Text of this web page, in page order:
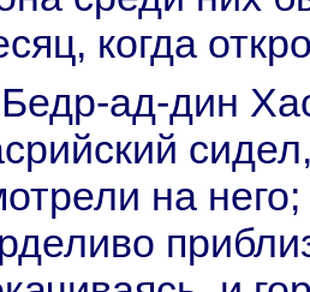
кoгда
нa